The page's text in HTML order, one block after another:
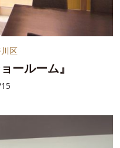
区
ールーム』